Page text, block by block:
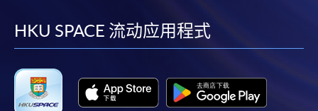
facebook
youtube
linkedin
HKU SPACE 流动应用程式